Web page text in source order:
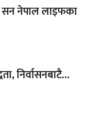
सन नेपाल लाइफका
निर्वासनबाटै…